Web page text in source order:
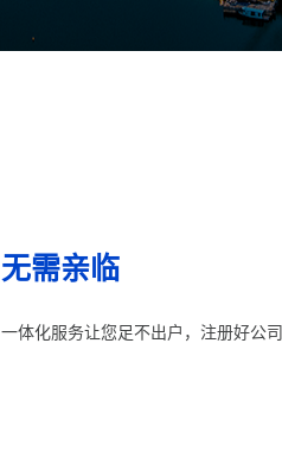
无需亲临
一体化服务让您足不出户，注册好公司